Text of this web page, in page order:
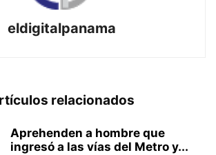
eldigitalpanama
relacionados
Aprehenden a hombre que
ingresó a las vías del Metro y...